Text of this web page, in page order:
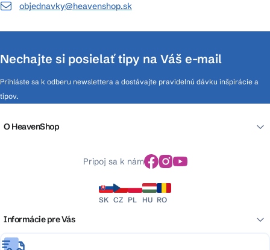
objednavky@heavenshop.sk
Nechajte si posielať tipy na Váš e-mail
Prihláste sa k odberu newslettera a dostávajte pravidelnú dávku inšpirácie a
tipov.
O HeavenShop
Pripoj sa k nám
SK CZ PL HU RO
Informácie pre Vás